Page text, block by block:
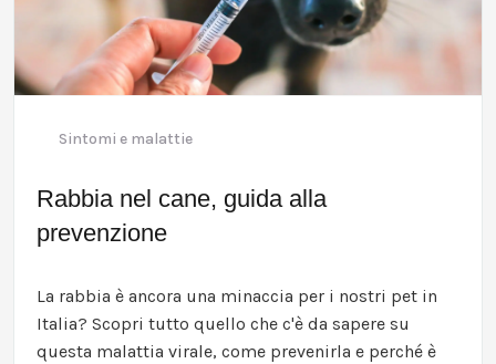
Rabbia nel cane, guida alla
prevenzione
Sintomi e malattie
La rabbia è ancora una minaccia per i nostri pet in
Italia? Scopri tutto quello che c'è da sapere su
questa malattia virale, come prevenirla e perché è